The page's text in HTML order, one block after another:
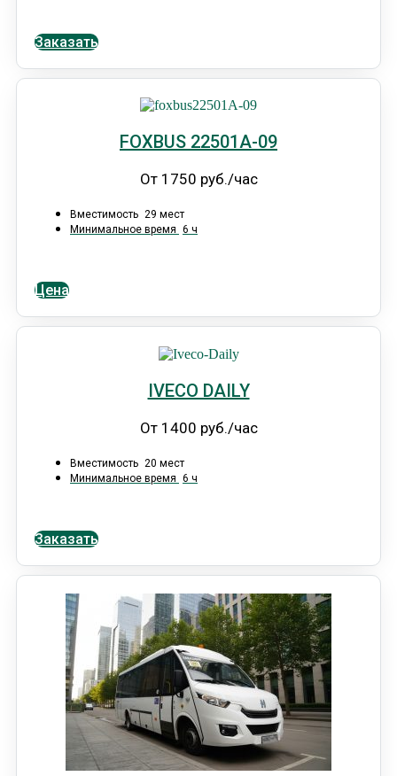
Заказать
FOXBUS 22501А-09
От 1750 руб./час
Вместимость 29 мест
Минимальное время 6 ч
Цена
IVECO DAILY
От 1400 руб./час
Вместимость 20 мест
Минимальное время 6 ч
Заказать